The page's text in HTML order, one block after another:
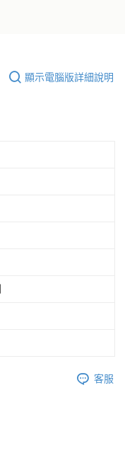
顯示電腦版詳細說明
客服